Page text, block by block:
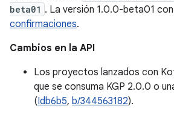
beta01 . La versión 1.0.0-beta01
confirmaciones.
Cambios en la API
Los proyectos lanzados con
que se consuma KGP 2.0.0 o
(Idb6b5, b/344563182).